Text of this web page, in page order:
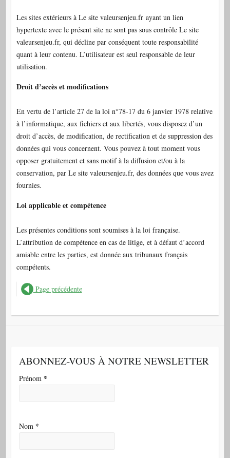
Les sites extérieurs à Le site valeursenjeu.fr ayant un lien
hypertexte avec le présent site ne sont pas sous contrôle Le site
valeursenjeu.fr, qui décline par conséquent toute responsabilité
quant à leur contenu. L’utilisateur est seul responsable de leur
utilisation.
Droit d’accès et modifications
En vertu de l’article 27 de la loi n°78-17 du 6 janvier 1978 relative
à l’informatique, aux fichiers et aux libertés, vous disposez d’un
droit d’accès, de modification, de rectification et de suppression des
données qui vous concernent. Vous pouvez à tout moment vous
opposer gratuitement et sans motif à la diffusion et/ou à la
conservation, par Le site valeursenjeu.fr, des données que vous avez
fournies.
Loi applicable et compétence
Les présentes conditions sont soumises à la loi française.
L’attribution de compétence en cas de litige, et à défaut d’accord
amiable entre les parties, est donnée aux tribunaux français
compétents.
Page précédente
ABONNEZ-VOUS À NOTRE NEWSLETTER
Prénom *
Nom *